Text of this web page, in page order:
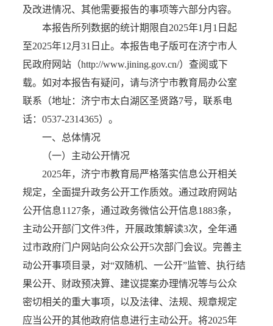
及改进情况、其他需要报告的事项等六部分内容。
本报告所列数据的统计期限自2025年1月1日起
至2025年12月31日止。本报告电子版可在济宁市人
民政府网站（http://www.jining.gov.cn/）查阅或下
载。如对本报告有疑问，请与济宁市教育局办公室
联系（地址：济宁市太白湖区圣贤路7号，联系电
话：0537-2314365）。
一、总体情况
（一）主动公开情况
2025年，济宁市教育局严格落实信息公开相关
规定，全面提升政务公开工作质效。通过政府网站
公开信息1127条，通过政务微信公开信息1883条，
主动公开部门文件3件，开展政策解读3次，全年通
过市政府门户网站向公众公开5次部门会议。完善主
动公开事项目录，对“双随机、一公开”监管、执行结
果公开、财政预决算、建议提案办理情况等与公众
密切相关的重大事项，以及法律、法规、规章规定
应当公开的其他政府信息进行主动公开。将2025年